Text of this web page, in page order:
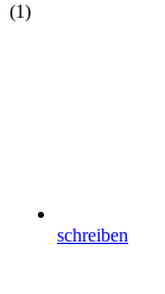
(1)
schreiben